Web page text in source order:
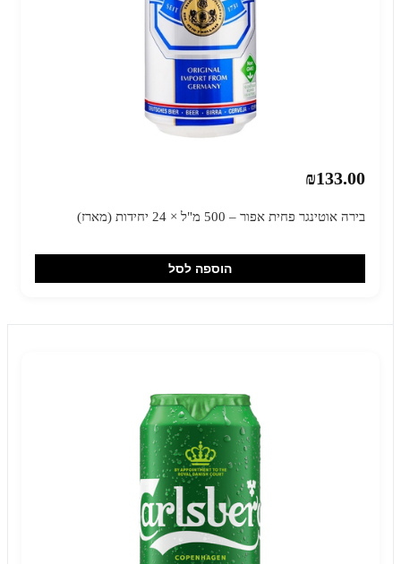
₪133.00
בירה אוטינגר פחית אפור – 500 מ"ל × 24 יחידות (מארז)
הוספה לסל